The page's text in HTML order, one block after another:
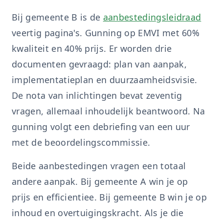
Bij gemeente B is de aanbestedingsleidraad
veertig pagina's. Gunning op EMVI met 60%
kwaliteit en 40% prijs. Er worden drie
documenten gevraagd: plan van aanpak,
implementatieplan en duurzaamheidsvisie.
De nota van inlichtingen bevat zeventig
vragen, allemaal inhoudelijk beantwoord. Na
gunning volgt een debriefing van een uur
met de beoordelingscommissie.
Beide aanbestedingen vragen een totaal
andere aanpak. Bij gemeente A win je op
prijs en efficientiee. Bij gemeente B win je op
inhoud en overtuigingskracht. Als je die